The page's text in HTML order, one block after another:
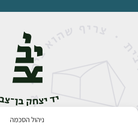
ניהול הסכמהאבן גבירול 14, רחביה, ירושלים